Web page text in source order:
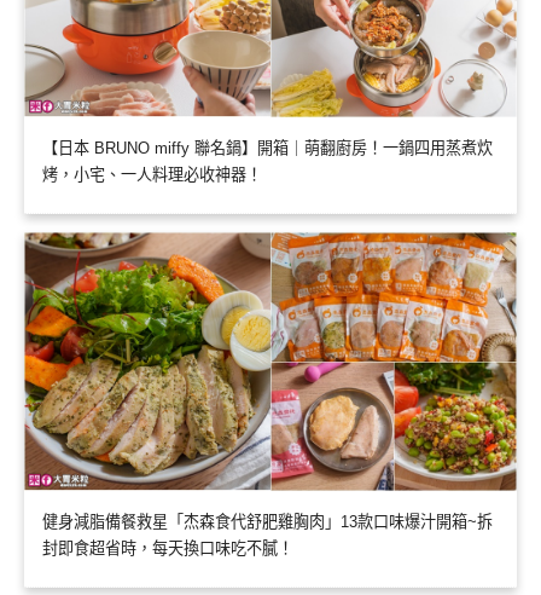
【日本 BRUNO miffy 聯名鍋】開箱｜萌翻廚房！一鍋四用蒸煮炊
烤，小宅、一人料理必收神器！
健身減脂備餐救星「杰森食代舒肥雞胸肉」13款口味爆汁開箱~拆
封即食超省時，每天換口味吃不膩！